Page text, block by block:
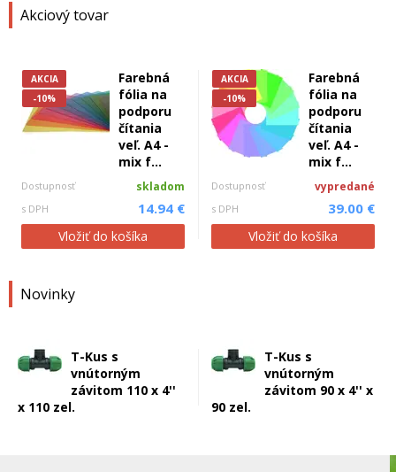
Akciový tovar
AKCIA
-10%
Farebná
fólia na
podporu
čítania
veľ. A4 -
mix f...
Dostupnosť skladom
s DPH 14.94 €
Vložiť do košíka
AKCIA
-10%
Farebná
fólia na
podporu
čítania
veľ. A4 -
mix f...
Dostupnosť vypredané
s DPH 39.00 €
Vložiť do košíka
Novinky
T-Kus s
vnútorným
závitom 110 x 4''
x 110 zel.
T-Kus s
vnútorným
závitom 90 x 4'' x
90 zel.